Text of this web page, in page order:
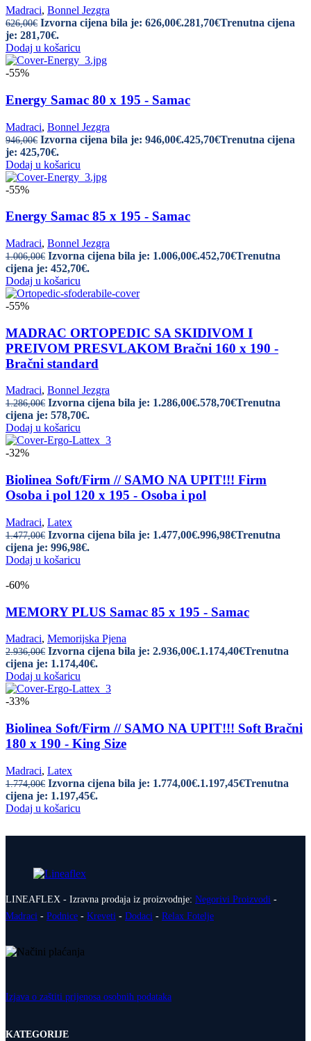
Madraci, Bonnel Jezgra
626,00€ Izvorna cijena bila je: 626,00€.281,70€Trenutna cijena
je: 281,70€.
Dodaj u košaricu
-55%
Energy Samac 80 x 195 - Samac
Madraci, Bonnel Jezgra
946,00€ Izvorna cijena bila je: 946,00€.425,70€Trenutna cijena
je: 425,70€.
Dodaj u košaricu
-55%
Energy Samac 85 x 195 - Samac
Madraci, Bonnel Jezgra
1.006,00€ Izvorna cijena bila je: 1.006,00€.452,70€Trenutna
cijena je: 452,70€.
Dodaj u košaricu
-55%
MADRAC ORTOPEDIC SA SKIDIVOM I
PREIVOM PRESVLAKOM Bračni 160 x 190 -
Bračni standard
Madraci, Bonnel Jezgra
1.286,00€ Izvorna cijena bila je: 1.286,00€.578,70€Trenutna
cijena je: 578,70€.
Dodaj u košaricu
-32%
Biolinea Soft/Firm // SAMO NA UPIT!!! Firm
Osoba i pol 120 x 195 - Osoba i pol
Madraci, Latex
1.477,00€ Izvorna cijena bila je: 1.477,00€.996,98€Trenutna
cijena je: 996,98€.
Dodaj u košaricu
-60%
MEMORY PLUS Samac 85 x 195 - Samac
Madraci, Memorijska Pjena
2.936,00€ Izvorna cijena bila je: 2.936,00€.1.174,40€Trenutna
cijena je: 1.174,40€.
Dodaj u košaricu
-33%
Biolinea Soft/Firm // SAMO NA UPIT!!! Soft Bračni
180 x 190 - King Size
Madraci, Latex
1.774,00€ Izvorna cijena bila je: 1.774,00€.1.197,45€Trenutna
cijena je: 1.197,45€.
Dodaj u košaricu
LINEAFLEX - Izravna prodaja iz proizvodnje: Negorivi Proizvodi -
Madraci - Podnice - Kreveti - Dodaci - Relax Fotelje
Izjava o zaštiti prijenosa osobnih podataka
KATEGORIJE